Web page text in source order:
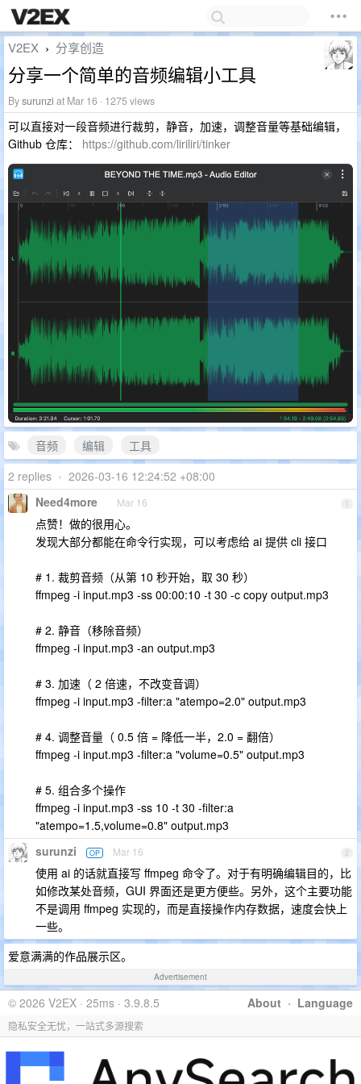
V2EX › 分享创造
分享一个简单的音频编辑小工具
Bysurunzi at Mar 16 · 1275 views
可以直接对一段音频进行裁剪，静音，加速，调整音量等基础编辑，
Github 仓库： https://github.com/liriliri/tinker
音频 编辑
工具
2 replies • 2026-03-16 12:24:52 +08:00
1
Need4more Mar 16
点赞！做的很用心。
发现大部分都能在命令行实现，可以考虑给 ai 提供 cli 接口
# 1. 裁剪音频（从第 10 秒开始，取 30 秒）
ffmpeg -i input.mp3 -ss 00:00:10 -t 30 -c copy output.mp3
# 2. 静音（移除音频）
ffmpeg -i input.mp3 -an output.mp3
# 3. 加速（ 2 倍速，不改变音调）
ffmpeg -i input.mp3 -filter:a "atempo=2.0" output.mp3
# 4. 调整音量（ 0.5 倍 = 降低一半，2.0 = 翻倍）
ffmpeg -i input.mp3 -filter:a "volume=0.5" output.mp3
# 5. 组合多个操作
ffmpeg -i input.mp3 -ss 10 -t 30 -filter:a
"atempo=1.5,volume=0.8" output.mp3
2
surunzi OP Mar 16
使用 ai 的话就直接写 ffmpeg 命令了。对于有明确编辑目的，比
如修改某处音频，GUI 界面还是更方便些。另外，这个主要功能
不是调用 ffmpeg 实现的，而是直接操作内存数据，速度会快上
一些。
爱意满满的作品展示区。
Advertisement
About · Language
© 2026 V2EX · 25ms · 3.9.8.5
隐私安全无忧，一站式多源搜索